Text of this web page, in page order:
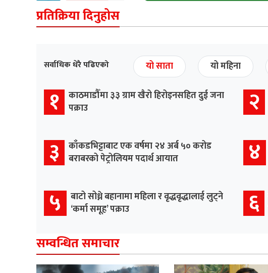
प्रतिक्रिया दिनुहोस
सर्वाधिक धेरै पढिएको यो साता यो महिना
१
काठमाडौँमा ३३ ग्राम खैरो हिरोइनसहित दुई जना
पक्राउ
२
३
काँकडभिट्टाबाट एक वर्षमा २४ अर्ब ५० करोड
बराबरको पेट्रोलियम पदार्थ आयात
४
५
बाटो सोध्ने बहानामा महिला र वृद्धवृद्धालाई लुट्ने
‘कर्मा समूह’ पक्राउ
६
सम्वन्धित समाचार